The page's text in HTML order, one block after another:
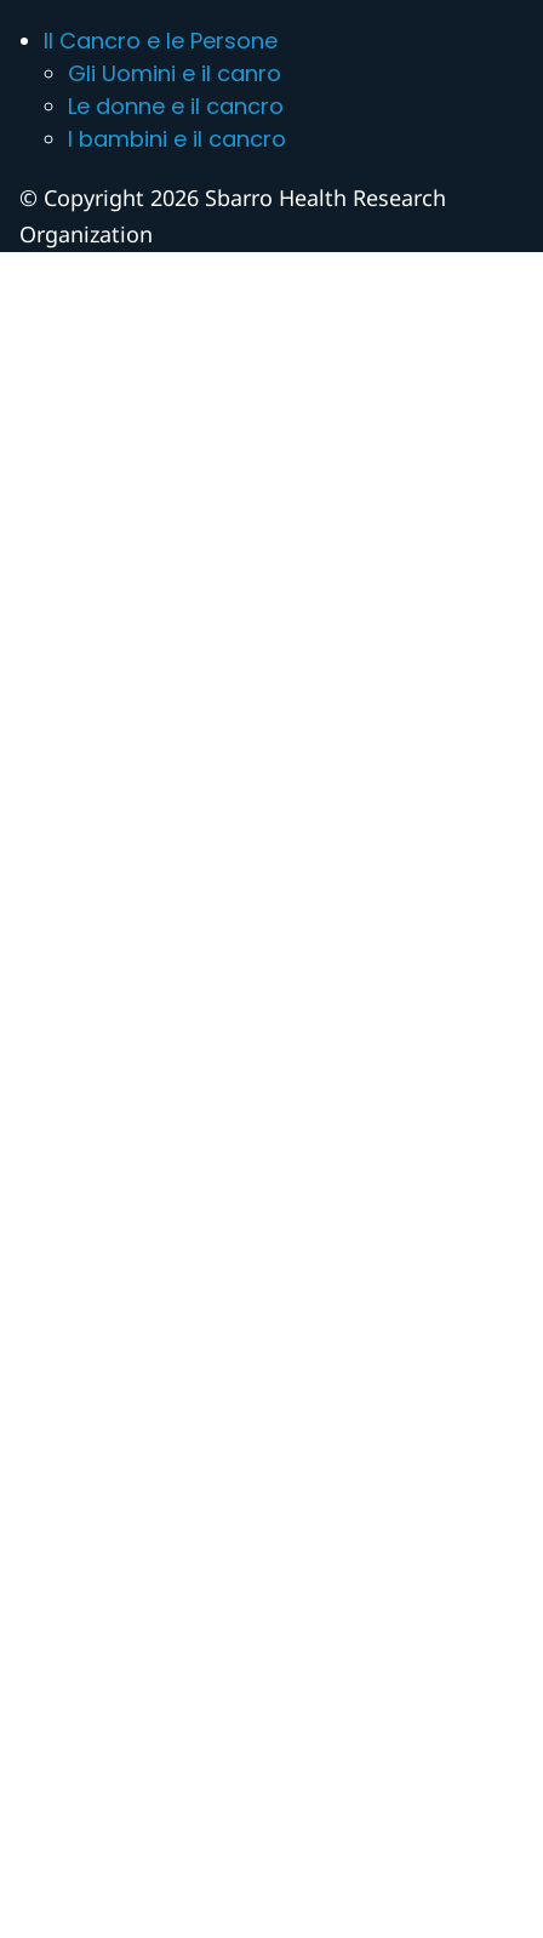
Il Cancro e le Persone
Gli Uomini e il canro
Le donne e il cancro
I bambini e il cancro
© Copyright 2026 Sbarro Health Research
Organization